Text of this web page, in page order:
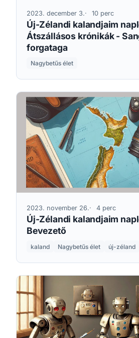
2023. december 3. 10 perc
Új-Zélandi kalandjaim
Átszállásos krónikák -
forgataga
Nagybetűs élet
2023. november 26. 4 perc
Új-Zélandi kalandjaim
Bevezető
kaland Nagybetűs élet új-zéland